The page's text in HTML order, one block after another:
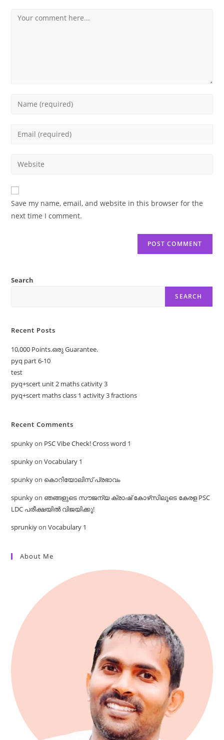
Comment
Enter
Enter
address
comment
Enter
website
URL
(optional)
Save my name, email, and website in this browser for the
next time I comment.
Search
SEARCH
Recent Posts
10,000 Points.ഒരു Guarantee.
pyq part 6-10
test
pyq+scert unit 2 maths cativity 3
pyq+scert maths class 1 activity 3 fractions
Recent Comments
spunkyon PSC Vibe Check! Cross word 1
spunkyonVocabulary 1
spunkyon കൊറിയോലിസ് പ്രഭാവം
spunkyon ഞങ്ങളുടെ സൗജന്യ ക്രാഷ് കോഴ്‌സിലൂടെ കേരള PSC
LDC പരീക്ഷയിൽ വിജയിക്കൂ!
sprunkiyonVocabulary 1
About Me